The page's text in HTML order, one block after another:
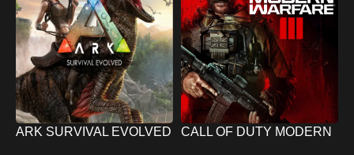
ARK SURVIVAL EVOLVED
CALL OF DUTY MODERN